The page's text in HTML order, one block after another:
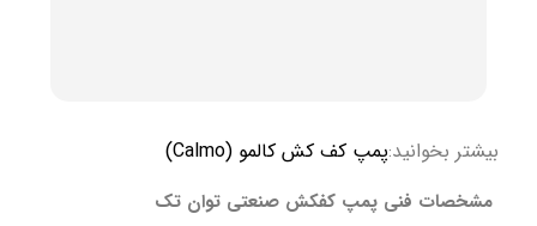
بیشتر بخوانید:پمپ کف کش کالمو (Calmo)
مشخصات فنی پمپ کفکش صنعتی توان تک